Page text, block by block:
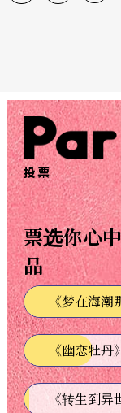
投票
票选你心
品
《梦在海潮
《幽恋牡丹》